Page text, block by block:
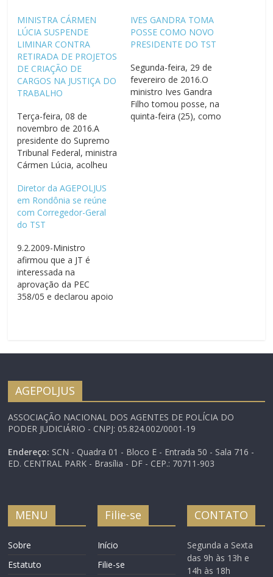
MINISTRA CÁRMEN
LÚCIA SUSPENDE
LIMINAR CONTRA
RETIRADA DE PROJETOS
DE CRIAÇÃO DE
CARGOS NA JUSTIÇA DO
TRABALHO
Terça-feira, 08 de
novembro de 2016.A
presidente do Supremo
Tribunal Federal, ministra
Cármen Lúcia, acolheu
suspender liminar
concedida no âmbito do
Tribunal Superior do
Trabalho (TST) contra
daquele tribunal que
solicitou à Câmara dos
Deputados a retirada de
projetos de lei visando
à…
IVES GANDRA TOMA
POSSE COMO NOVO
PRESIDENTE DO TST
Segunda-feira, 29 de
fevereiro de 2016.O
ministro Ives Gandra
Filho tomou posse, na
quinta-feira (25), como
Diretor da AGEPOLJUS
em Rondônia se reúne
com Corregedor-Geral
do TST
9.2.2009-Ministro
afirmou que a JT é
interessada na
aprovação da PEC
358/05 e declarou apoio
Diretor Regional da
Rondônia, J. Santos,
reuniu-se com o
Corregedor-Geral da
Justiça do Trabalho,
ministro João Oreste
visita a…
AGEPOLJUS
ASSOCIAÇÃO NACIONAL DOS AGENTES DE POLÍCIA DO
PODER JUDICIÁRIO - CNPJ: 05.824.002/0001-19
Endereço: SCN - Quadra 01 - Bloco E - Entrada 50 - Sala 716 -
ED. CENTRAL PARK - Brasília - DF - CEP.: 70711-903
MENU
Sobre
Estatuto
Filie-se
Início
Filie-se
CONTATO
Segunda a Sexta
das 9h às 13h e
14h às 18h